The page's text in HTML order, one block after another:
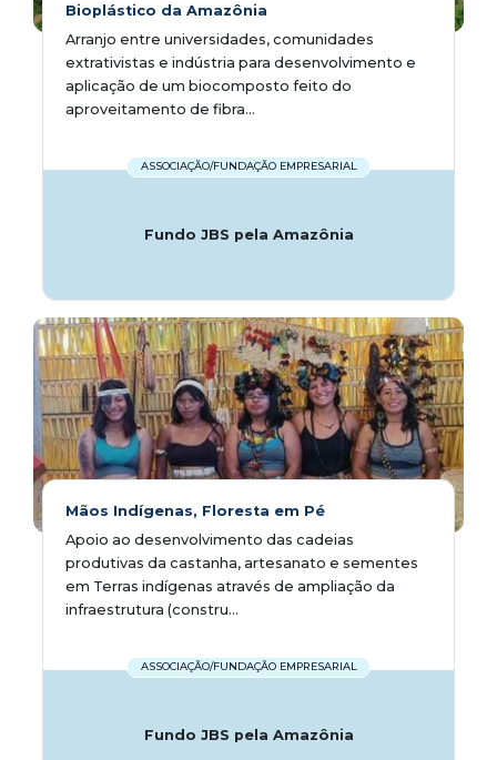
Bioplástico da Amazônia
Arranjo entre universidades, comunidades
extrativistas e indústria para desenvolvimento e
aplicação de um biocomposto feito do
aproveitamento de fibra...
ASSOCIAÇÃO/FUNDAÇÃO EMPRESARIAL
Fundo JBS pela Amazônia
Mãos Indígenas, Floresta em Pé
Apoio ao desenvolvimento das cadeias
produtivas da castanha, artesanato e sementes
em Terras indígenas através de ampliação da
infraestrutura (constru...
ASSOCIAÇÃO/FUNDAÇÃO EMPRESARIAL
Fundo JBS pela Amazônia